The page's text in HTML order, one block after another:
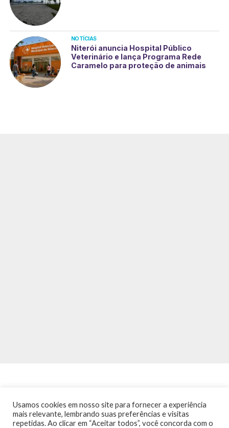
NOTÍCIAS
Niterói anuncia Hospital Público
Veterinário e lança Programa Rede
Caramelo para proteção de animais
Usamos cookies em nosso site para fornecer a experiência
mais relevante, lembrando suas preferências e visitas
repetidas. Ao clicar em “Aceitar todos”, você concorda com o